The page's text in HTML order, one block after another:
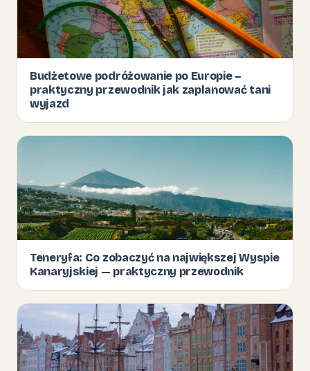
Budżetowe podróżowanie po Europie –
praktyczny przewodnik jak zaplanować tani
wyjazd
Teneryfa: Co zobaczyć na największej Wyspie
Kanaryjskiej — praktyczny przewodnik